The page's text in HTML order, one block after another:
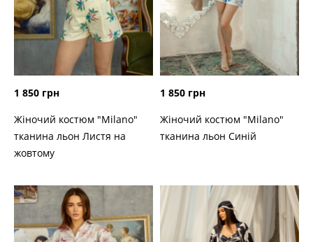
1 850 грн
Жіночий костюм "Milano"
тканина льон Листя на
жовтому
1 850 грн
Жіночий костюм "Milano"
тканина льон Синій